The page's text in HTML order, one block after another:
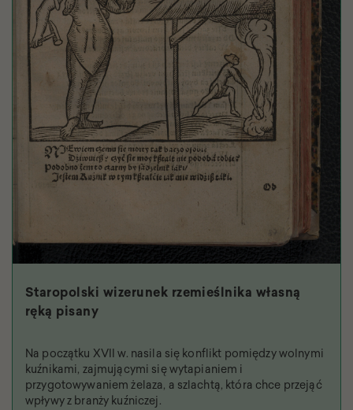
Staropolski wizerunek rzemieślnika własną
ręką pisany
Na początku XVII w. nasila się konflikt pomiędzy wolnymi
kuźnikami, zajmującymi się wytapianiem i
przygotowywaniem żelaza, a szlachtą, która chce przejąć
wpływy z branży kuźniczej.